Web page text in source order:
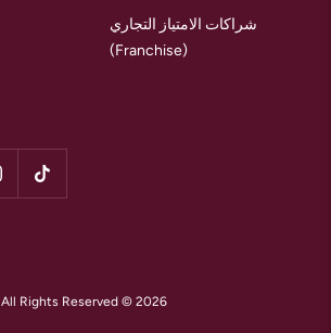
شراكات الامتياز التجاري
(Franchise)
All Rights Reserved © 2026